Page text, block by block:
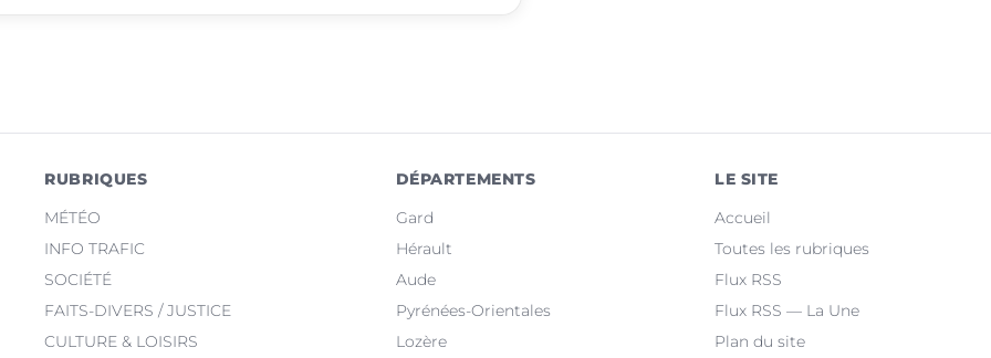
RUBRIQUES
MÉTÉO
INFO TRAFIC
SOCIÉTÉ
FAITS-DIVERS / JUSTICE
CULTURE & LOISIRS
DÉPARTEMENTS
Gard
Hérault
Aude
Pyrénées-Orientales
Lozère
LE SITE
Accueil
Toutes les rubriques
Flux RSS
Flux RSS — La Une
Plan du site